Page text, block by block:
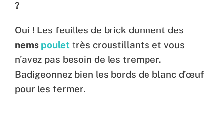
?
Oui ! Les feuilles de brick donnent des
nems poulet très croustillants et vous
n’avez pas besoin de les tremper.
Badigeonnez bien les bords de blanc d’œuf
pour les fermer.